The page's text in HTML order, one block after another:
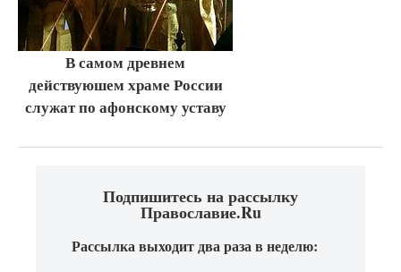
В самом древнем
действуюшем храме России
служат по афонскому уставу
Подпишитесь на рассылку
Православие.Ru
Рассылка выходит два раза в неделю: